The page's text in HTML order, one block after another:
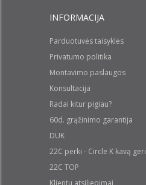
INFORMACIJA
Parduotuvės taisyklės
Privatumo politika
Montavimo paslaugos
Konsultacija
Radai kitur pigiau?
60d. grąžinimo garantija
DUK
22C perki - Circle K kavą geri
22C TOP
Klientu atsiliepimai